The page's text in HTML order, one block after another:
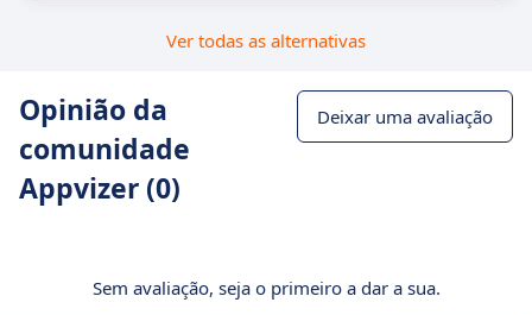
Ver todas as alternativas
Opinião da
comunidade
Appvizer (0)
Deixar uma avaliação
Sem avaliação, seja o primeiro a dar a sua.